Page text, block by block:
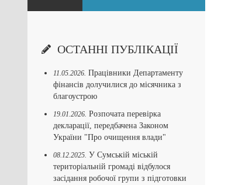
ОСТАННІ ПУБЛІКАЦІЇ
11.05.2026. Працівники Департаменту
фінансів долучилися до місячника з
благоустрою
19.01.2026. Розпочата перевірка
декларації, передбачена Законом
України "Про очищення влади"
08.12.2025. У Сумській міській
територіальній громаді відбулося
засідання робочої групи з підготовки